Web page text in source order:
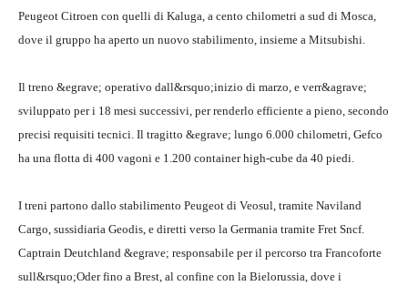
Peugeot Citroen con quelli di Kaluga, a cento chilometri a sud di Mosca,
dove il gruppo ha aperto un nuovo stabilimento, insieme a Mitsubishi.
Il treno &egrave; operativo dall&rsquo;inizio di marzo, e verr&agrave;
sviluppato per i 18 mesi successivi, per renderlo efficiente a pieno, secondo
precisi requisiti tecnici. Il tragitto &egrave; lungo 6.000 chilometri, Gefco
ha una flotta di 400 vagoni e 1.200 container high-cube da 40 piedi.
I treni partono dallo stabilimento Peugeot di Veosul, tramite Naviland
Cargo, sussidiaria Geodis, e diretti verso la Germania tramite Fret Sncf.
Captrain Deutchland &egrave; responsabile per il percorso tra Francoforte
sull&rsquo;Oder fino a Brest, al confine con la Bielorussia, dove i